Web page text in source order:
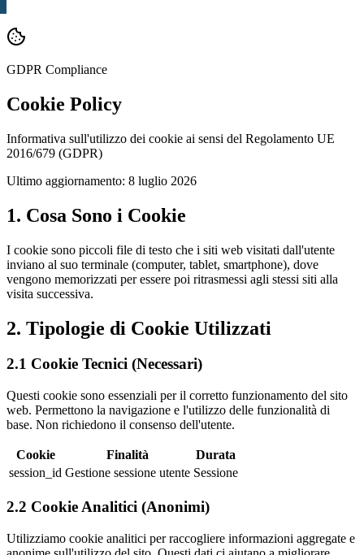
GDPR Compliance
Cookie Policy
Informativa sull'utilizzo dei cookie ai sensi del Regolamento UE
2016/679 (GDPR)
Ultimo aggiornamento: 8 luglio 2026
1. Cosa Sono i Cookie
I cookie sono piccoli file di testo che i siti web visitati dall'utente
inviano al suo terminale (computer, tablet, smartphone), dove
vengono memorizzati per essere poi ritrasmessi agli stessi siti alla
visita successiva.
2. Tipologie di Cookie Utilizzati
2.1 Cookie Tecnici (Necessari)
Questi cookie sono essenziali per il corretto funzionamento del sito
web. Permettono la navigazione e l'utilizzo delle funzionalità di
base. Non richiedono il consenso dell'utente.
Cookie Finalità
Durata
session_id Gestione sessione utente Sessione
2.2 Cookie Analitici (Anonimi)
Utilizziamo cookie analitici per raccogliere informazioni aggregate e